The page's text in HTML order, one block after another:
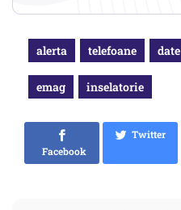
alerta telefoane date
emag inselatorie
Facebook
Twitter